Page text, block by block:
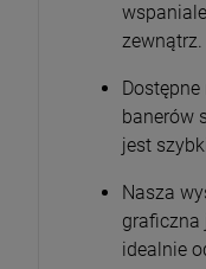
zewnątrz.
banerów
jest
Nasza
graficzna
idealnie